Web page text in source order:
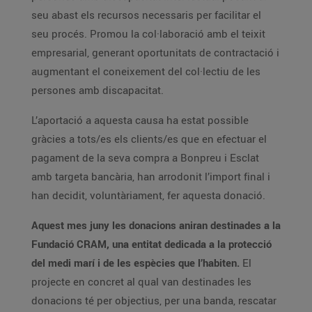
seu abast els recursos necessaris per facilitar el
seu procés. Promou la col·laboració amb el teixit
empresarial, generant oportunitats de contractació i
augmentant el coneixement del col·lectiu de les
persones amb discapacitat.
L’aportació a aquesta causa ha estat possible
gràcies a tots/es els clients/es que en efectuar el
pagament de la seva compra a Bonpreu i Esclat
amb targeta bancària, han arrodonit l’import final i
han decidit, voluntàriament, fer aquesta donació.
Aquest mes juny les donacions aniran destinades a la
Fundació CRAM, una entitat dedicada a la protecció
del medi marí i de les espècies que l’habiten. El
projecte en concret al qual van destinades les
donacions té per objectius, per una banda, rescatar